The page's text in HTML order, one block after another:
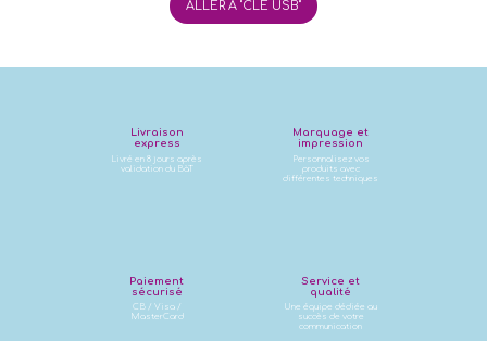
ALLER À "CLÉ USB"
Livraison
express
Livré en 8 jours après
validation du BàT
Marquage et
impression
Personnalisez vos
produits avec
différentes techniques
Paiement
sécurisé
CB / Visa /
MasterCard
Service et
qualité
Une équipe dédiée au
succès de votre
communication